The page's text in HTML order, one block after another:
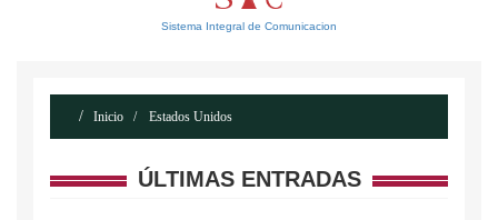
Sistema Integral de Comunicacion
Inicio Estados Unidos
ÚLTIMAS ENTRADAS